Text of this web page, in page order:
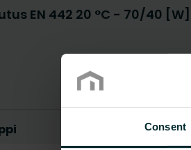
Consent
EN 442 20 °C - 70/40 [W]